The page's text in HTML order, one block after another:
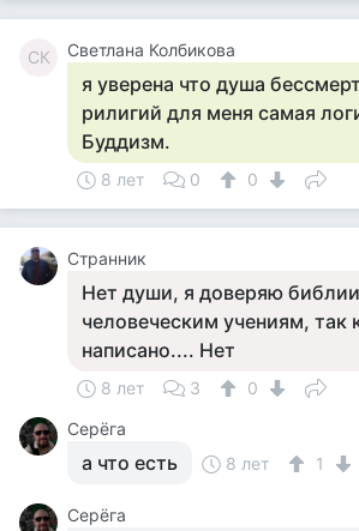
СК Светлана Колбикова
я уверена что душа
рилигий для меня самая
Буддизм.
8 лет 0 0
Странник
Нет души, я доверяю
человеческим учениям, так
написано.... Нет
8 лет 3
0
Серёга
а что есть 8 лет 1
Серёга